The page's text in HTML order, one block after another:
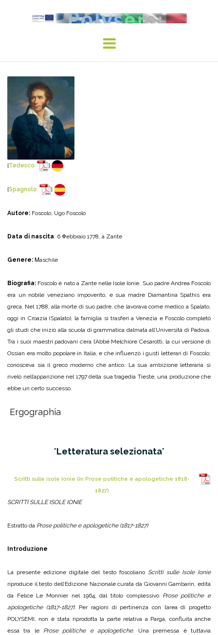
[Tedesco ]
[Spagnolo ]
Autore: Foscolo, Ugo Foscolo
Data di nascita: 6 Φebbraio 1778, a Zante
Genere: Μaschile
Biografia: Foscolo è nato a Zante nelle Isole Ionie. Suo padre Andrea Foscolo
era un nobile veneziano impoverito, e sua madre Diamantina Spathis era
greca. Nel 1788, alla morte di suo padre, che lavorava come medico a Spalato,
oggi in Croazia (Spalato), la famiglia si trasferì a Venezia e Foscolo completò
gli studi che iniziò alla scuola di grammatica dalmata all’Università di Padova.
Tra i suoi maestri padovani c’era l’Abbé Melchiore Cesarotti, la cui versione di
Ossian era molto popolare in Italia, e che influenzò i gusti letterari di Foscolo;
conosceva sia il greco moderno che antico. La sua ambizione letteraria si
rivelò nell’apparizione nel 1797 della sua tragedia Tieste, una produzione che
ebbe un certo successo.
Ergographia
Letteratura selezionata
Scritti sulle isole Ionie (in Prose politiche e apologetiche 1818-
1827)
SCRITTI SULLE ISOLE IONIE
Estratto da Prose politiche e apologetiche (1817-1827)
Introduzione
La presente edizione digitale del testo foscoliano Scritti sulle Isole Ionie
riproduce il testo dell’Edizione Nazionale curata da Giovanni Gambarin, edita
da Felice Le Monnier nel 1964, dal titolo complessivo Prose politiche e
apologetiche (1817-1827). Per ragioni di pertinenza con l’area di progetto
POLYSEMI, non è stata riprodotta la parte relativa a Parga, confluita anche
essa tra le Prose politiche e apologetiche. Una premessa è tuttavia